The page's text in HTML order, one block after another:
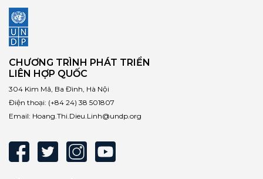
CHƯƠNG TRÌNH PHÁT TRIỂN
LIÊN HỢP QUỐC
304 Kim Mã, Ba Đình, Hà Nội
Điện thoại: (+84 24) 38 501807
Email: Hoang.Thi.Dieu.Linh@undp.org